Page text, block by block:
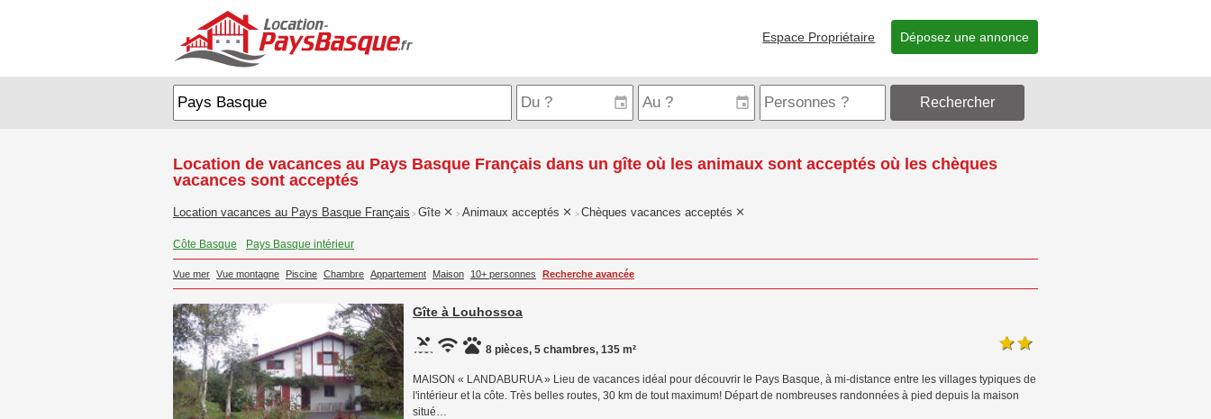
Espace Propriétaire Déposez une annonce
Rechercher
Location de vacances au Pays Basque Français dans un gîte où les animaux sont acceptés où les chèques
vacances sont acceptés
Location vacances au Pays Basque Français > Gîte > Animaux acceptés > Chèques vacances acceptés
Côte Basque Pays Basque intérieur
Vue mer Vue montagne Piscine Chambre Appartement Maison 10+ personnes Recherche avancée
Gîte à Louhossoa
8 pièces, 5 chambres, 135 m²
MAISON « LANDABURUA » Lieu de vacances idéal pour découvrir le Pays Basque, à mi-distance entre les villages typiques de
l'intérieur et la côte. Très belles routes, 30 km de tout maximum! Départ de nombreuses randonnées à pied depuis la maison
situé…